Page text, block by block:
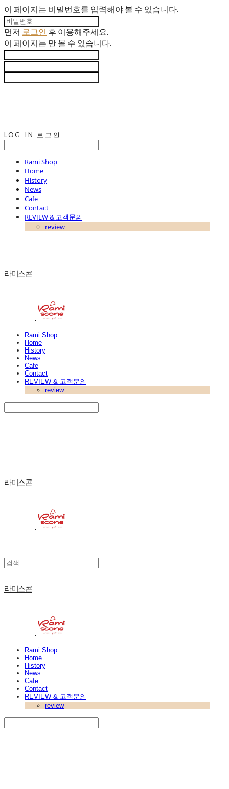
이 페이지는 비밀번호를 입력해야 볼 수 있습니다.
먼저 로그인 후 이용해주세요.
이 페이지는 만 볼 수 있습니다.
LOG IN 로그인
Rami Shop
Home
History
News
Cafe
Contact
REVIEW & 고객문의
review
라미스콘
Rami Shop
Home
History
News
Cafe
Contact
REVIEW & 고객문의
review
라미스콘
라미스콘
Rami Shop
Home
History
News
Cafe
Contact
REVIEW & 고객문의
review